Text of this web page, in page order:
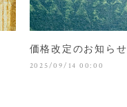
価格改定のお知らせ
2025/09/14 00:00